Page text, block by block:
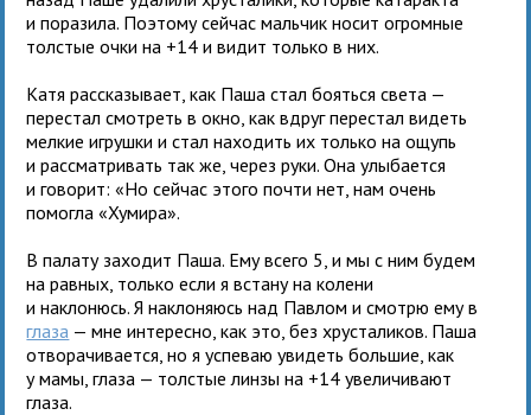
и поразила. Поэтому сейчас мальчик носит огромные
толстые очки на +14 и видит только в них.
Катя рассказывает, как Паша стал бояться света —
перестал смотреть в окно, как вдруг перестал видеть
мелкие игрушки и стал находить их только на ощупь
и рассматривать так же, через руки. Она улыбается
и говорит: «Но сейчас этого почти нет, нам очень
помогла «Хумира».
В палату заходит Паша. Ему всего 5, и мы с ним будем
на равных, только если я встану на колени
и наклонюсь. Я наклоняюсь над Павлом и смотрю ему в
глаза — мне интересно, как это, без хрусталиков. Паша
отворачивается, но я успеваю увидеть большие, как
у мамы, глаза — толстые линзы на +14 увеличивают
глаза.